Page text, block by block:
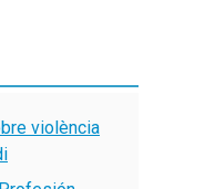
violència